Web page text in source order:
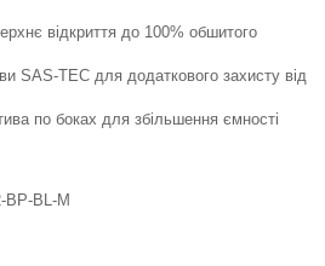
відкриття до 100% обшитого
SAS-TEC для додаткового захисту від
по боках для збільшення ємності
BP-BL-M